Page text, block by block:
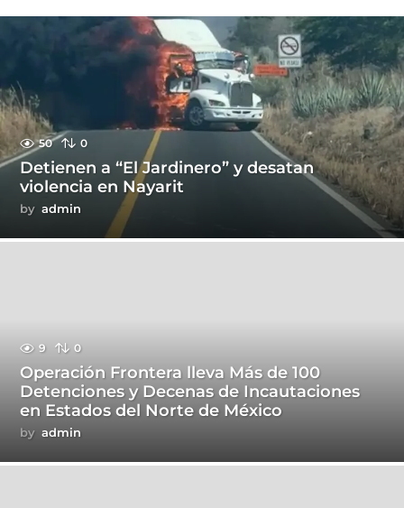
50 0
Detienen a “El Jardinero” y desatan
violencia en Nayarit
by admin
9 0
Operación Frontera lleva Más de 100
Detenciones y Decenas de Incautaciones
en Estados del Norte de México
by admin